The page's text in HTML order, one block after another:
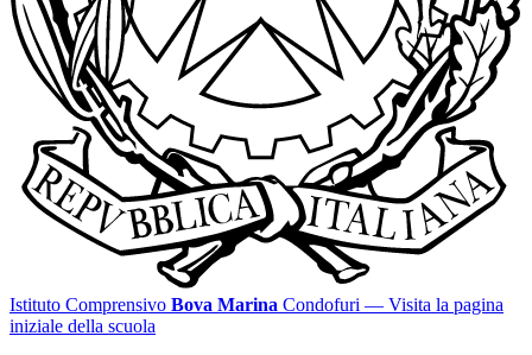
Istituto Comprensivo Bova Marina Condofuri — Visita la pagina
iniziale della scuola